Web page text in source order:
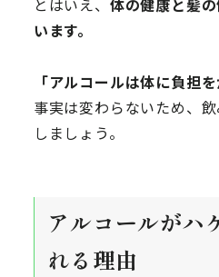
とはいえ、 体の健康と髪
います。
「アルコールは体に負担
事実は変わらないため、
しましょう。
アルコールがハ
れる理由